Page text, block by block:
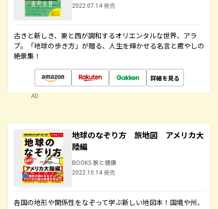
2022.07.14 発売
古きと新しき、東と西が調和するオリエンタルな世界、アラ
ブ。「地球の歩き方」が贈る、人生を輝かせる名言と癒やしの
絶景集！
詳細を見る
AD
地球のなぞり方 旅地図 アメリカ大
陸編
BOOKS 旅と健康
2022.10.14 発売
各国の地形や関係性をなぞって学ぶ新しい地図本！国境や州、